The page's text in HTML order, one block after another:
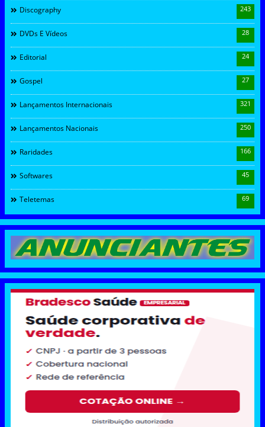
Discography 243
DVDs E Vídeos 28
Editorial 24
Gospel 27
Lançamentos Internacionais 321
Lançamentos Nacionais 250
Raridades 166
Softwares 45
Teletemas 69